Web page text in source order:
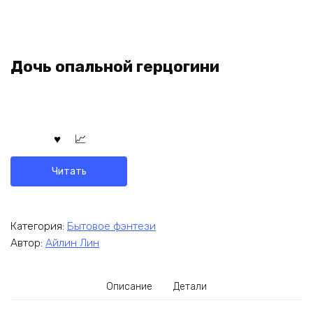
Дочь опальной герцогини
Читать
Категория: Бытовое фэнтези
Автор: Айлин Лин
Описание Детали